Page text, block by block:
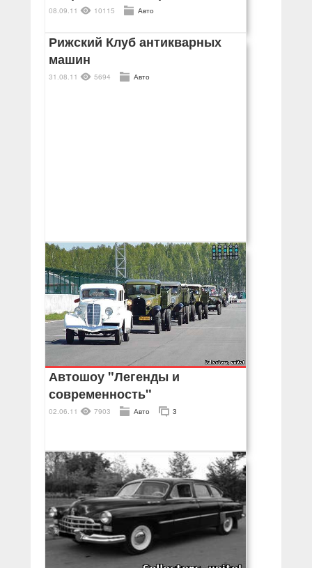
08.09.11 10115 Авто
Рижский Клуб антикварных
машин
31.08.11 5694 Авто
Автошоу "Легенды и
современность"
02.06.11 7903 Авто 3